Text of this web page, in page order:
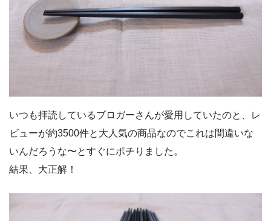
いつも拝読しているブロガーさんが愛用していたのと、レ
ビューが約3500件と大人気の商品なのでこれは間違いな
いんだろうな〜とすぐにポチりました。
結果、大正解！